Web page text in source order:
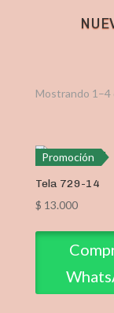
Mostrando 1–4
Promoción
Tela 729-14
$ 13.000